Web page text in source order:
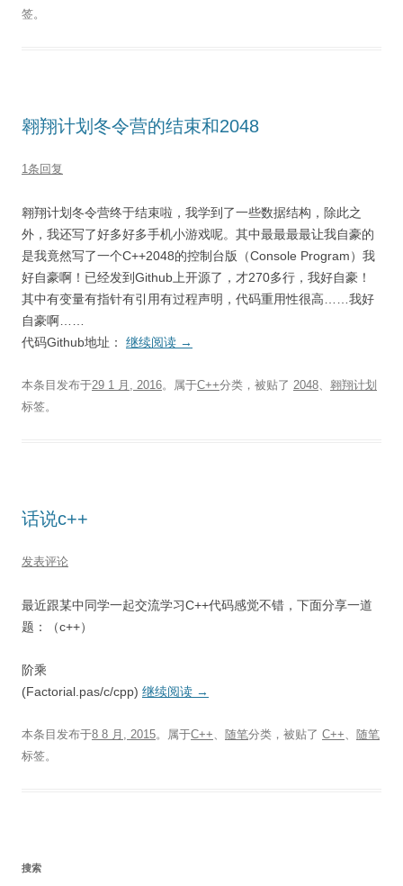
签。
翱翔计划冬令营的结束和2048
1条回复
翱翔计划冬令营终于结束啦，我学到了一些数据结构，除此之
外，我还写了好多好多手机小游戏呢。其中最最最最让我自豪的
是我竟然写了一个C++2048的控制台版（Console Program）我
好自豪啊！已经发到Github上开源了，才270多行，我好自豪！
其中有变量有指针有引用有过程声明，代码重用性很高……我好
自豪啊……
代码Github地址： 继续阅读 →
本条目发布于29 1 月, 2016。属于C++分类，被贴了 2048、 翱翔计划
标签。
话说c++
发表评论
最近跟某中同学一起交流学习C++代码感觉不错，下面分享一道
题：（c++）
阶乘
(Factorial.pas/c/cpp) 继续阅读 →
本条目发布于8 8 月, 2015。属于C++、 随笔分类，被贴了 C++、 随笔
标签。
搜索